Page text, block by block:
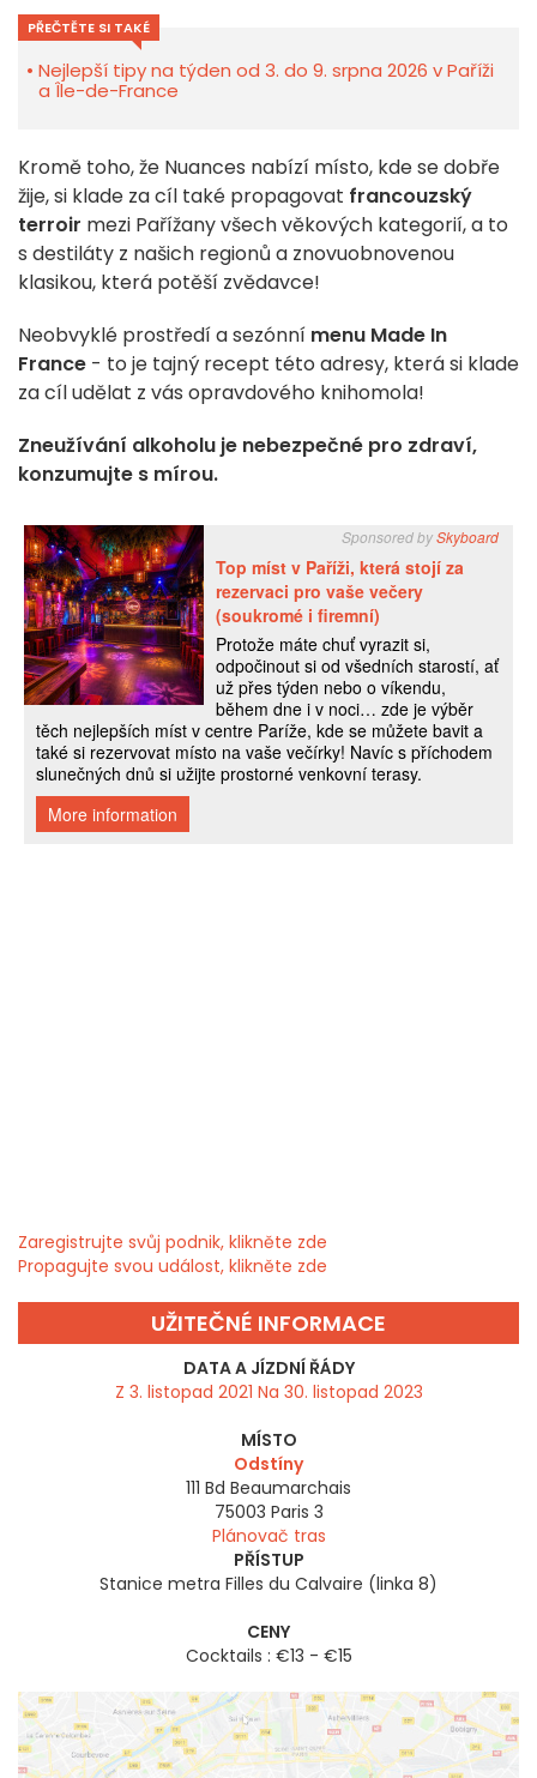
PŘEČTĚTE SI TAKÉ
Nejlepší tipy na týden od 3. do 9. srpna 2026 v Paříži
a Île-de-France
Kromě toho, že Nuances nabízí místo, kde se dobře
žije, si klade za cíl také propagovat francouzský
terroir mezi Pařížany všech věkových kategorií, a to
s destiláty z našich regionů a znovuobnovenou
klasikou, která potěší zvědavce!
Neobvyklé prostředí a sezónní menu Made In
France - to je tajný recept této adresy, která si klade
za cíl udělat z vás opravdového knihomola!
Zneužívání alkoholu je nebezpečné pro zdraví,
konzumujte s mírou.
Zaregistrujte svůj podnik, klikněte zde
Propagujte svou událost, klikněte zde
UŽITEČNÉ INFORMACE
DATA A JÍZDNÍ ŘÁDY
Z 3. listopad 2021 Na 30. listopad 2023
MÍSTO
Odstíny
111 Bd Beaumarchais
75003 Paris 3
Plánovač tras
PŘÍSTUP
Stanice metra Filles du Calvaire (linka 8)
CENY
Cocktails : €13 - €15